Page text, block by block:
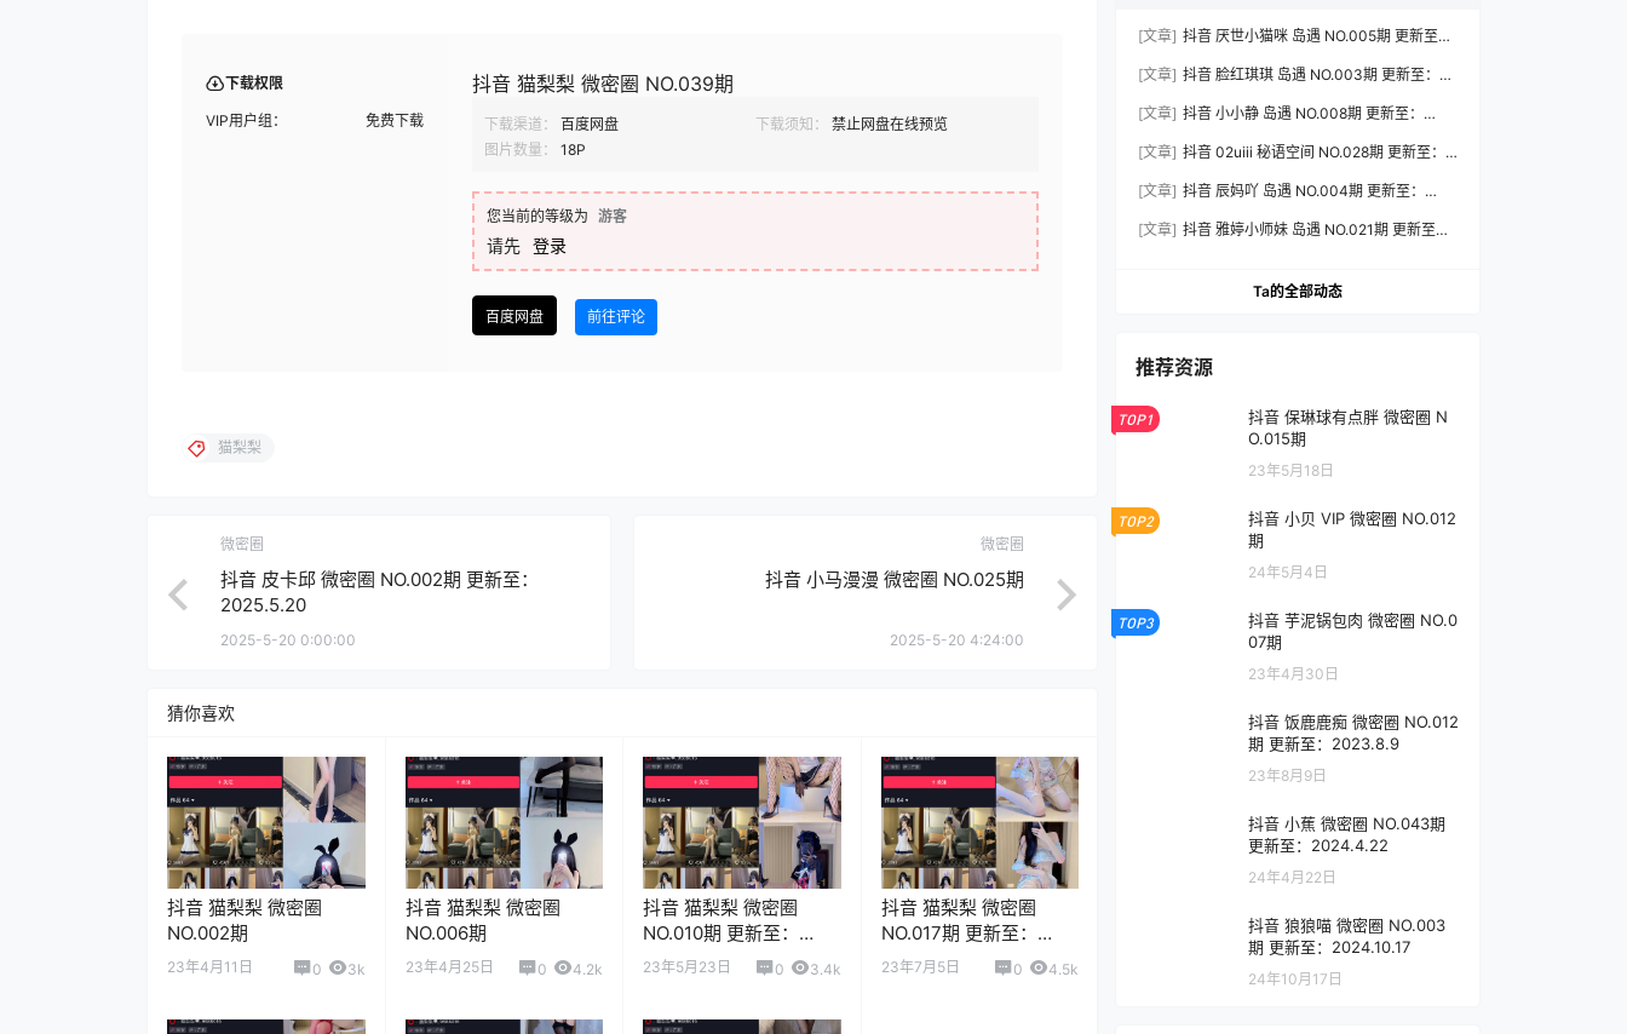
下载权限
VIP用户组： 免费下载
抖音 猫梨梨 微密圈 NO.039期
下载渠道： 百度网盘 下载须知：
禁止网盘在线预览
图片数量：
18P
您当前的等级为 游客
请先 登录
百度网盘 前往评论
猫梨梨
微密圈
抖音 皮卡邱 微密圈 NO.002期 更新至：
2025.5.20
2025-5-20 0:00:00
微密圈
抖音 小马漫漫 微密圈 NO.025期
2025-5-20 4:24:00
猜你喜欢
抖音 猫梨梨 微密圈
NO.002期
23年4月11日 0 3k
抖音 猫梨梨 微密圈
NO.006期
23年4月25日 0 4.2k
抖音 猫梨梨 微密圈
NO.010期 更新至：
2023.5.23
23年5月23日 0 3.4k
抖音 猫梨梨 微密圈
NO.017期 更新至：
2023.7.5
23年7月5日 0 4.5k
[文章] 抖音 厌世小猫咪 岛遇 NO.005期 更新至：
[文章] 抖音 脸红琪琪 岛遇 NO.003期 更新至：
[文章] 抖音 小小静 岛遇 NO.008期 更新至：
[文章] 抖音 02uiii 秘语空间 NO.028期 更新至：
[文章] 抖音 辰妈吖 岛遇 NO.004期 更新至：
[文章] 抖音 雅婷小师妹 岛遇 NO.021期 更新至：
Ta的全部动态
推荐资源
TOP1
抖音 保琳球有点胖 微密圈 N
O.015期
23年5月18日
TOP2
抖音 小贝 VIP 微密圈 NO.012
期
24年5月4日
TOP3
抖音 芋泥锅包肉 微密圈 NO.0
07期
23年4月30日
抖音 饭鹿鹿痴 微密圈 NO.012
期 更新至：2023.8.9
23年8月9日
抖音 小蕉 微密圈 NO.043期
更新至：2024.4.22
24年4月22日
抖音 狼狼喵 微密圈 NO.003
期 更新至：2024.10.17
24年10月17日